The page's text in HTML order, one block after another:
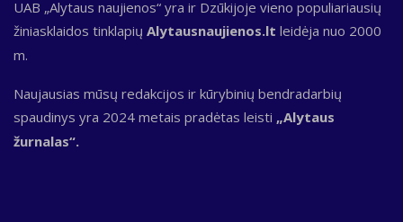
UAB „Alytaus naujienos“ yra ir Dzūkijoje vieno populiariausių
žiniasklaidos tinklapių Alytausnaujienos.lt leidėja nuo 2000
m.
Naujausias mūsų redakcijos ir kūrybinių bendradarbių
spaudinys yra 2024 metais pradėtas leisti „Alytaus
žurnalas“.